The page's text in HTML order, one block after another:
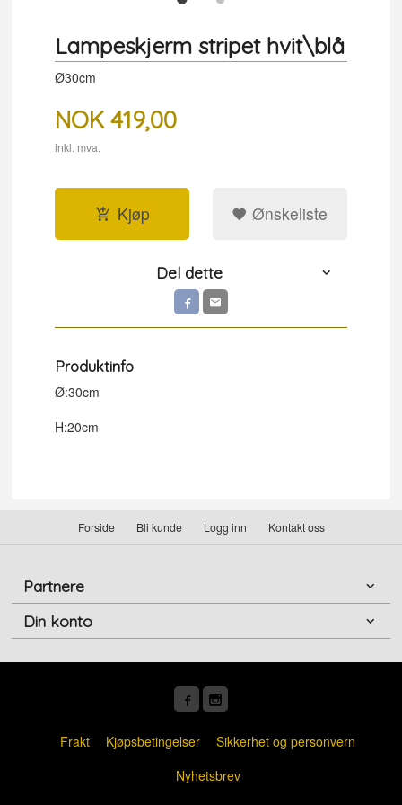
Lampeskjerm stripet hvit\blå
Ø30cm
NOK 419,00
inkl. mva.
Kjøp Ønskeliste
Del dette
Produktinfo
Ø:30cm
H:20cm
Forside Bli kunde Logg inn Kontakt oss
Partnere
Din konto
Frakt Kjøpsbetingelser
Sikkerhet og personvern
Nyhetsbrev